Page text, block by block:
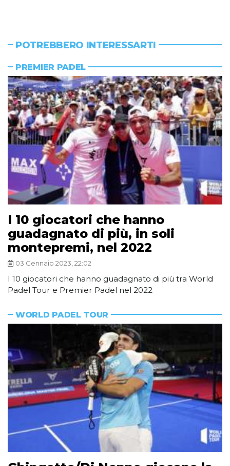
POTREBBERO INTERESSARTI
PREMIER PADEL
I 10 giocatori che hanno
guadagnato di più, in soli
montepremi, nel 2022
03 Gennaio 2023, 22:02
I 10 giocatori che hanno guadagnato di più tra World
Padel Tour e Premier Padel nel 2022
WORLD PADEL TOUR